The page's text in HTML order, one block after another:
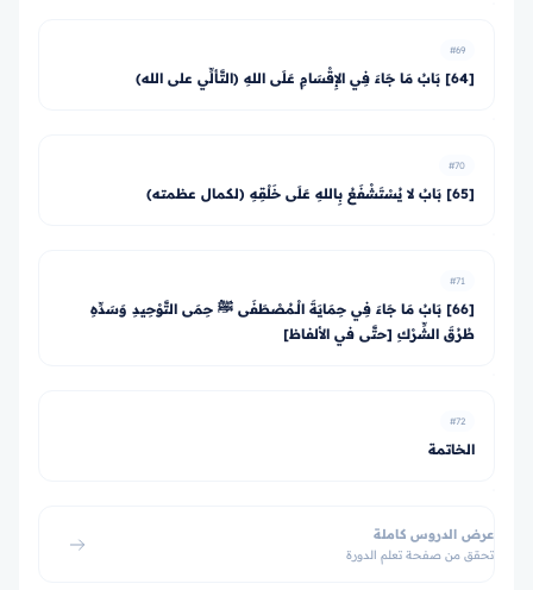
#69
[64] بَابُ مَا جَاءَ فِي الإِقْسَامِ عَلَى اللهِ (التَّألِّي على الله)
#70
[65] بَابُ لا يُسْتَشْفَعُ بِاللهِ عَلَى خَلْقِهِ (لكمال عظمته)
#71
[66] بَابُ مَا جَاءَ فِي حِمَايَةَ الْـمُصْطَفَى ﷺ حِمَى التَّوْحِيدِ وَسَدِّهِ
طُرُقَ الشِّرْكِ [حتَّى في الألفاظ]
#72
الخاتمة
عرض الدروس كاملة
تحقق من صفحة تعلم الدورة